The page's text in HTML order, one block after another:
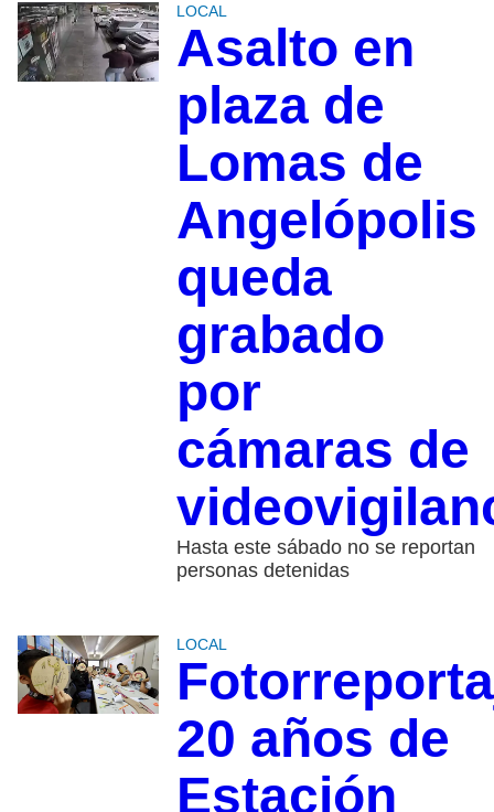
LOCAL
Asalto en
plaza de
Lomas de
Angelópolis
queda
grabado
por
cámaras de
Hasta este sábado no se reportan
personas detenidas
LOCAL
20 años de
Estación